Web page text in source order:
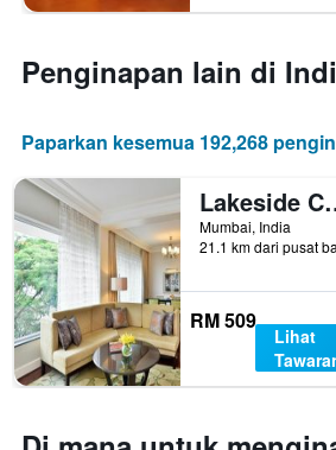
Penginapan lain di
Paparkan kesemua 192,268
Lakeside
Mumbai, India
21.1 km dari pusat
RM 509
Lihat